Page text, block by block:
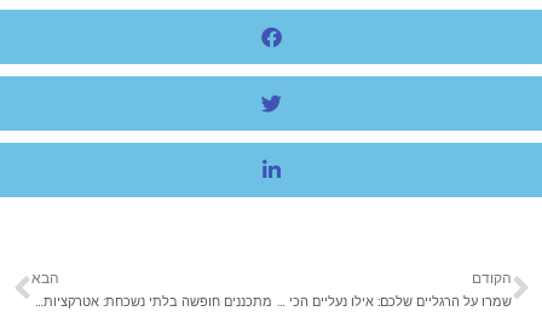
הקודם
שמרו על הרגליים שלכם: אילו נעליים הכי טובות לטיולים?
הבא
מתכננים חופשה בלתי נשכחת: אטרקציות בדובאי ששווה להכיר